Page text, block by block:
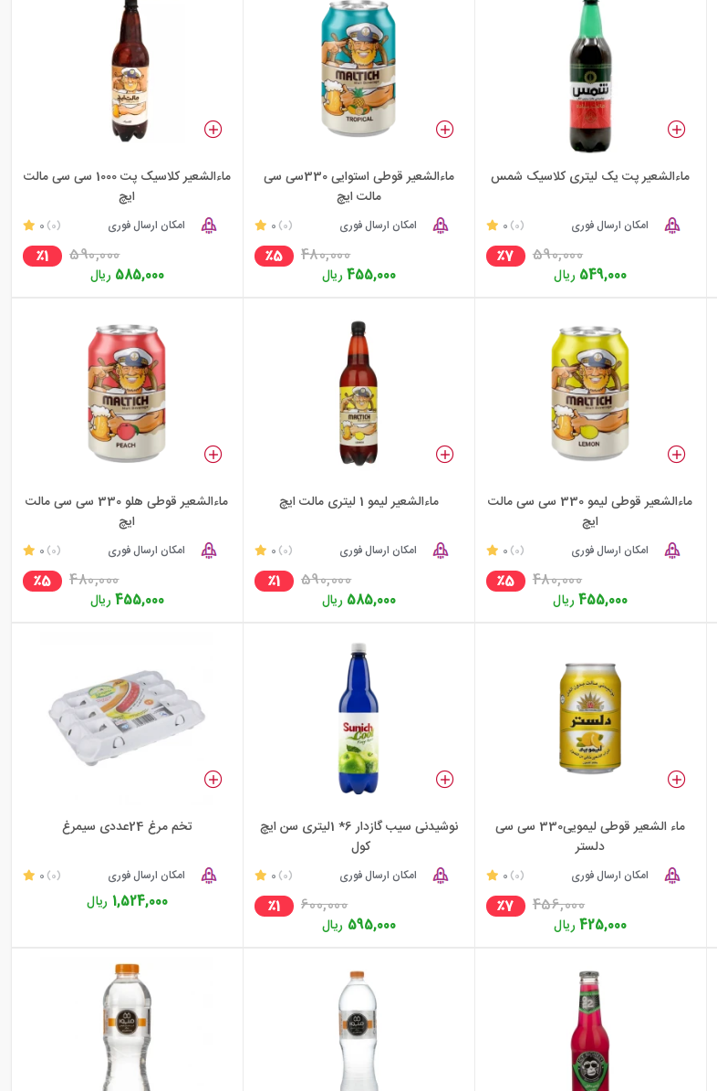
ماءالشعیر پت یک لیتری کلاسیک شمس
امکان ارسال فوری 0 (0)
590,000 ٪7
549,000 ریال
ماءالشعیر قوطی استوایی 330سی سی
مالت ایچ
امکان ارسال فوری 0 (0)
480,000 ٪5
455,000ریال
ماءالشعیر کلاسیک پت 1000 سی سی مالت
ایچ
امکان ارسال فوری 0 (0)
590,000 ٪1
585,000 ریال
ماءالشعیر قوطی لیمو 330 سی سی مالت
ایچ
امکان ارسال فوری 0 (0)
480,000 ٪5
455,000ریال
ماءالشعیر لیمو 1 لیتری مالت ایچ
امکان ارسال فوری 0 (0)
590,000 ٪1
585,000 ریال
ماءالشعیر قوطی هلو 330 سی سی مالت
ایچ
امکان ارسال فوری 0 (0)
480,000 ٪5
455,000ریال
ماء الشعیر قوطی لیمویی330 سی سی
دلستر
امکان ارسال فوری 0 (0)
456,000 ٪7
425,000ریال
نوشیدنی سیب گازدار 6* 1لیتری سن ایچ
کول
امکان ارسال فوری 0 (0)
600,000 ٪1
595,000 ریال
تخم مرغ 24عددی سیمرغ
امکان ارسال فوری 0 (0)
1,524,000 ریال